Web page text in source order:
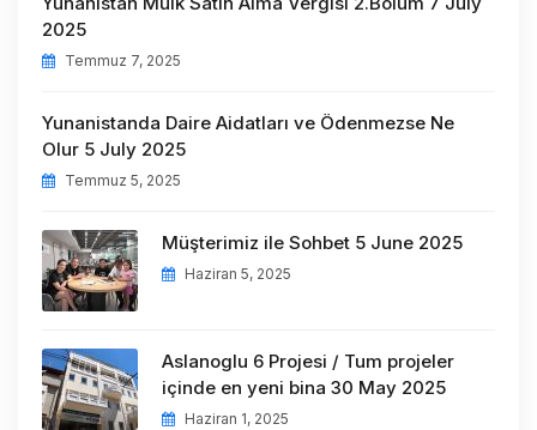
2025
Temmuz 7, 2025
Yunanistanda Daire Aidatları ve Ödenmezse Ne
Olur 5 July 2025
Temmuz 5, 2025
Müşterimiz ile Sohbet 5 June 2025
Haziran 5, 2025
Aslanoglu 6 Projesi / Tum projeler
içinde en yeni bina 30 May 2025
Haziran 1, 2025